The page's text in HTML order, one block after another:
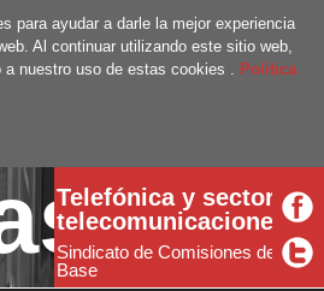
al
para ayudar a darle la mejor experiencia
Al continuar utilizando este sitio web,
nuestro uso de estas cookies . Politica
Telefónica y sector
telecomunicaciones
Sindicato de Comisiones de
Base